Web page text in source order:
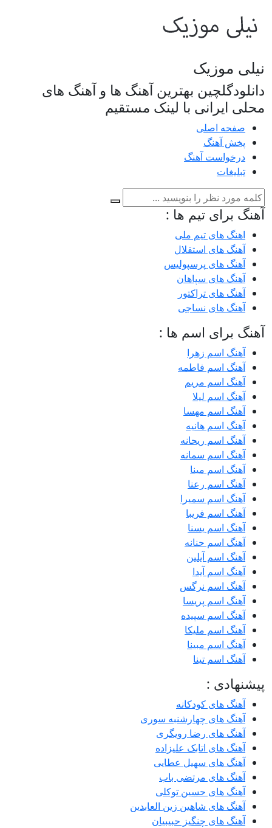
نیلی موزیک
دانلودگلچین بهترین آهنگ ها و آهنگ های
محلی ایرانی با لینک مستقیم
صفحه اصلی
پخش آهنگ
درخواست آهنگ
تبلیغات
آهنگ برای تیم ها :
اهنگ های تیم ملی
آهنگ های استقلال
آهنگ های پرسپولیس
آهنگ های سپاهان
آهنگ های تراکتور
آهنگ های نساجی
آهنگ برای اسم ها :
آهنگ اسم زهرا
آهنگ اسم فاطمه
آهنگ اسم مریم
آهنگ اسم لیلا
آهنگ اسم مهسا
آهنگ اسم هانیه
آهنگ اسم ریحانه
آهنگ اسم سمانه
آهنگ اسم مینا
آهنگ اسم رعنا
آهنگ اسم سمیرا
آهنگ اسم فریبا
آهنگ اسم یسنا
آهنگ اسم حنانه
آهنگ اسم آیلین
آهنگ اسم آیدا
آهنگ اسم نرگس
آهنگ اسم پریسا
آهنگ اسم سپیده
آهنگ اسم ملیکا
آهنگ اسم مبینا
آهنگ اسم تینا
پیشنهادی :
آهنگ های کودکانه
آهنگ های چهارشنبه سوری
آهنگ های رضا رویگری
آهنگ های اتابک علیزاده
آهنگ های سهیل عطایی
آهنگ های مرتضی باب
آهنگ های حسین توکلی
آهنگ های شاهین زین العابدین
آهنگ های چنگیز حبیبیان